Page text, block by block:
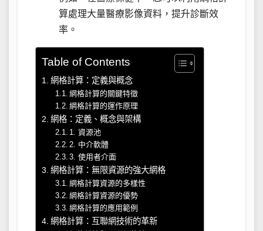
算處理大量醫療影像資料，提升診斷效
率。
Table of Contents
網格計算：定義與概念
網格計算的關鍵特徵
網格計算的運作原理
網格：定義、概念與架構
1. 資源池
2. 中介軟體
3. 使用者介面
網格計算：無限資源的強大網格
網格計算資源的多樣性
網格計算資源的優勢
網格計算的應用範例
網格計算：互聯網技術的革新